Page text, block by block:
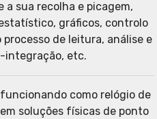
sua recolha e picagem,
gráficos, controlo
de leitura, análise e
integração, etc.
como relógio de
soluções físicas de ponto